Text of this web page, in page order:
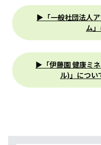
▶「一般社団法人
ム
▶「伊藤園 健康ミ
ル)」につい